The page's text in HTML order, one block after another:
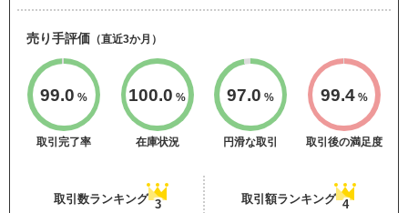
売り手評価 （直近3か月）
99.0 %
取引完了率
100.0 %
在庫状況
97.0 %
円滑な取引
99.4%
取引後の満足度
取引数ランキング 3 取引額ランキング 4